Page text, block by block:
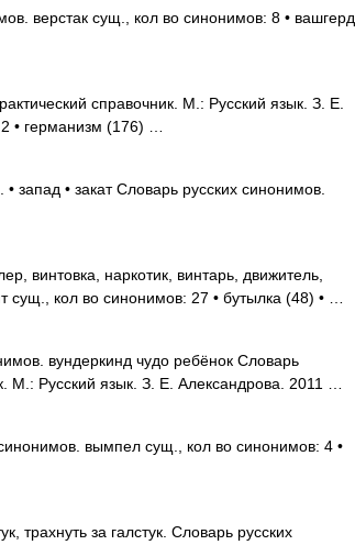
верстак сущ., кол во синонимов: 8 • вашгерд
справочник. М.: Русский язык. З. Е.
• германизм (176) …
• закат Словарь русских синонимов.
винтовка, наркотик, винтарь, движитель,
сущ., кол во синонимов: 27 • бутылка (48) • …
вундеркинд чудо ребёнок Словарь
М.: Русский язык. З. Е. Александрова. 2011 …
вымпел сущ., кол во синонимов: 4 •
трахнуть за галстук. Словарь русских